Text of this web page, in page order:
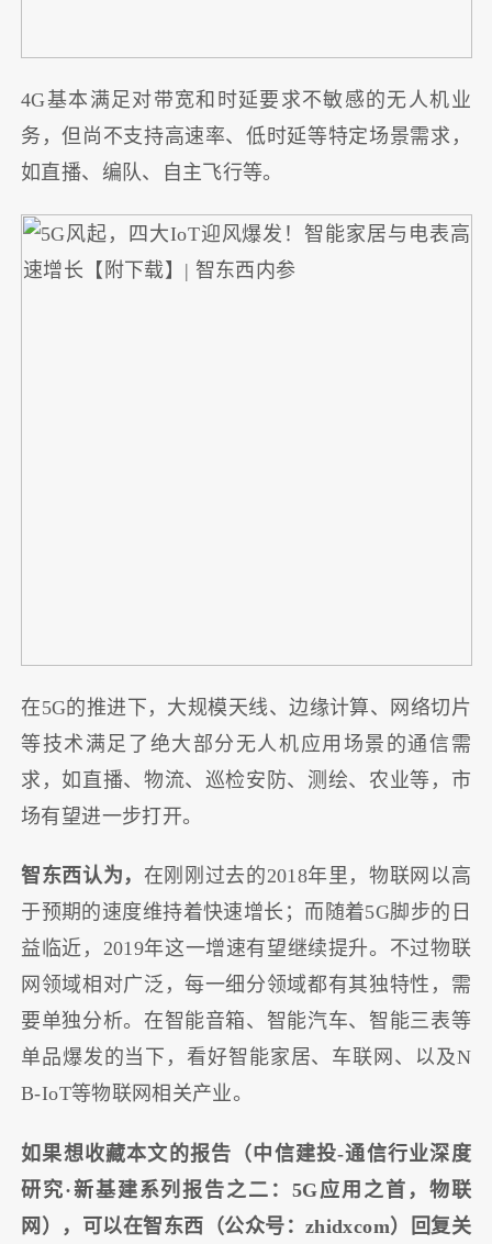
4G基本满足对带宽和时延要求不敏感的无人机业
务，但尚不支持高速率、低时延等特定场景需求，
如直播、编队、自主飞行等。
在5G的推进下，大规模天线、边缘计算、网络切片
等技术满足了绝大部分无人机应用场景的通信需
求，如直播、物流、巡检安防、测绘、农业等，市
场有望进一步打开。
智东西认为， 在刚刚过去的2018年里，物联网以高
于预期的速度维持着快速增长；而随着5G脚步的日
益临近，2019年这一增速有望继续提升。不过物联
网领域相对广泛，每一细分领域都有其独特性，需
要单独分析。在智能音箱、智能汽车、智能三表等
单品爆发的当下，看好智能家居、车联网、以及N
B-IoT等物联网相关产业。
如果想收藏本文的报告（中信建投-通信行业深度
研究·新基建系列报告之二：5G应用之首，物联
网），可以在智东西（公众号：zhidxcom）回复关